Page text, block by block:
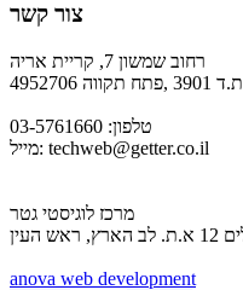
צור קשר
רחוב שמשון 7, קריית אריה
ת.ד 3901 ,פתח תקווה 4952706
טלפון: 03-5761660
מייל: techweb@getter.co.il
מרכז לוגיסטי גטר
העין
anova web development